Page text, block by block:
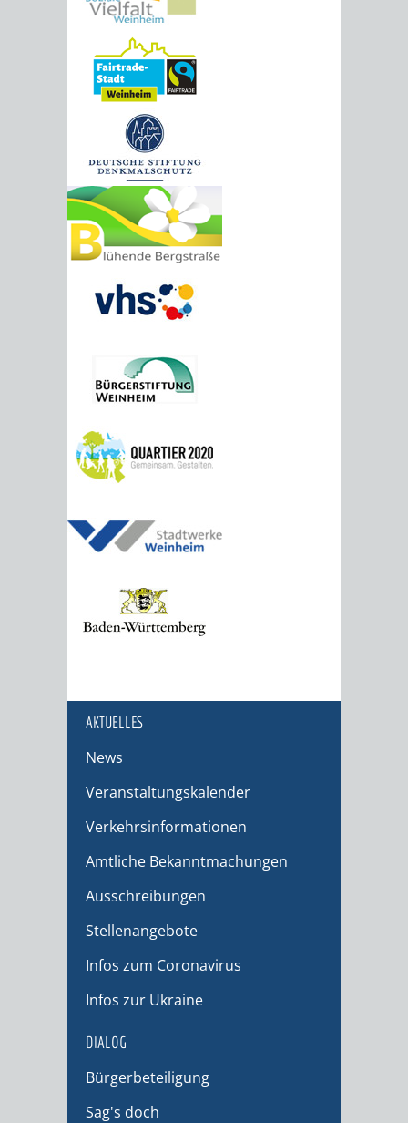
AKTUELLES
News
Veranstaltungskalender
Verkehrsinformationen
Amtliche Bekanntmachungen
Ausschreibungen
Stellenangebote
Infos zum Coronavirus
Infos zur Ukraine
DIALOG
Bürgerbeteiligung
Sag's doch